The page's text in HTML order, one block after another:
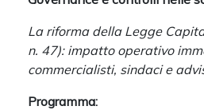
La riforma della Legge
n. 47): impatto operativo
commercialisti, sindaci e
Programma: